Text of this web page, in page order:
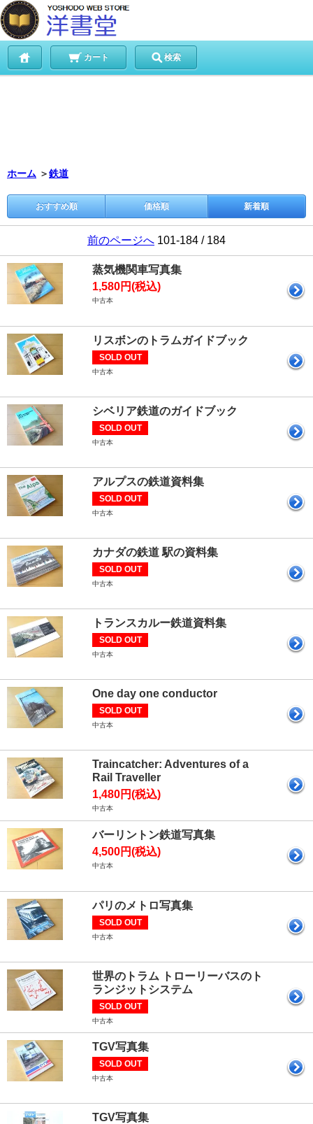
カート 検索
ホーム ＞鉄道
おすすめ順 価格順 新着順
前のページへ 101-184 / 184
蒸気機関車写真集
1,580円(税込)
中古本
リスボンのトラムガイドブック
SOLD OUT
中古本
シベリア鉄道のガイドブック
SOLD OUT
中古本
アルプスの鉄道資料集
SOLD OUT
中古本
カナダの鉄道 駅の資料集
SOLD OUT
中古本
トランスカルー鉄道資料集
SOLD OUT
中古本
One day one conductor
SOLD OUT
中古本
Traincatcher: Adventures of a
Rail Traveller
1,480円(税込)
中古本
バーリントン鉄道写真集
4,500円(税込)
中古本
パリのメトロ写真集
SOLD OUT
中古本
世界のトラム トローリーバスのト
ランジットシステム
SOLD OUT
中古本
TGV写真集
SOLD OUT
中古本
TGV写真集